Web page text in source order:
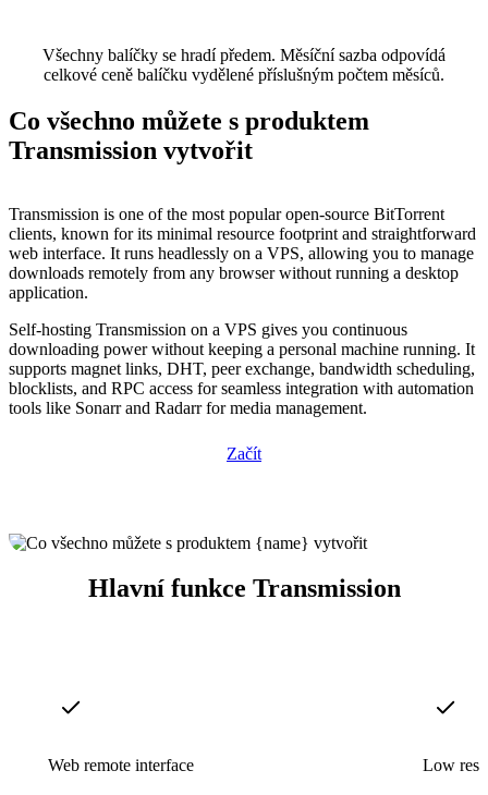
Všechny balíčky se hradí předem. Měsíční sazba odpovídá
celkové ceně balíčku vydělené příslušným počtem měsíců.
Co všechno můžete s produktem
Transmission vytvořit
Transmission is one of the most popular open-source BitTorrent
clients, known for its minimal resource footprint and straightforward
web interface. It runs headlessly on a VPS, allowing you to manage
downloads remotely from any browser without running a desktop
application.
Self-hosting Transmission on a VPS gives you continuous
downloading power without keeping a personal machine running. It
supports magnet links, DHT, peer exchange, bandwidth scheduling,
blocklists, and RPC access for seamless integration with automation
tools like Sonarr and Radarr for media management.
Začít
Hlavní funkce Transmission
Web remote interface Low